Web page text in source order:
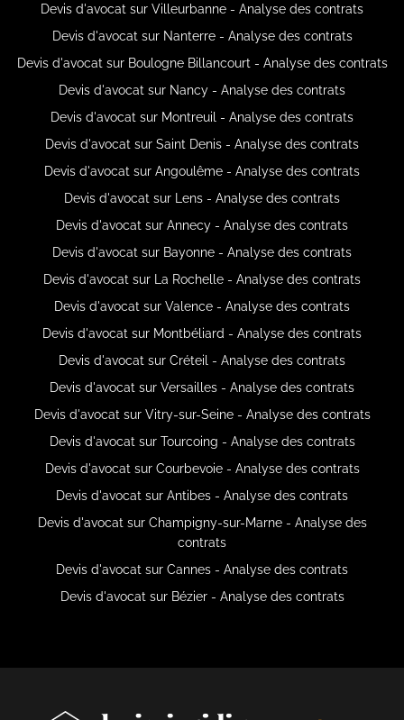
Devis d'avocat sur Villeurbanne - Analyse des contrats
Devis d'avocat sur Nanterre - Analyse des contrats
Devis d'avocat sur Boulogne Billancourt - Analyse des contrats
Devis d'avocat sur Nancy - Analyse des contrats
Devis d'avocat sur Montreuil - Analyse des contrats
Devis d'avocat sur Saint Denis - Analyse des contrats
Devis d'avocat sur Angoulême - Analyse des contrats
Devis d'avocat sur Lens - Analyse des contrats
Devis d'avocat sur Annecy - Analyse des contrats
Devis d'avocat sur Bayonne - Analyse des contrats
Devis d'avocat sur La Rochelle - Analyse des contrats
Devis d'avocat sur Valence - Analyse des contrats
Devis d'avocat sur Montbéliard - Analyse des contrats
Devis d'avocat sur Créteil - Analyse des contrats
Devis d'avocat sur Versailles - Analyse des contrats
Devis d'avocat sur Vitry-sur-Seine - Analyse des contrats
Devis d'avocat sur Tourcoing - Analyse des contrats
Devis d'avocat sur Courbevoie - Analyse des contrats
Devis d'avocat sur Antibes - Analyse des contrats
Devis d'avocat sur Champigny-sur-Marne - Analyse des
contrats
Devis d'avocat sur Cannes - Analyse des contrats
Devis d'avocat sur Bézier - Analyse des contrats